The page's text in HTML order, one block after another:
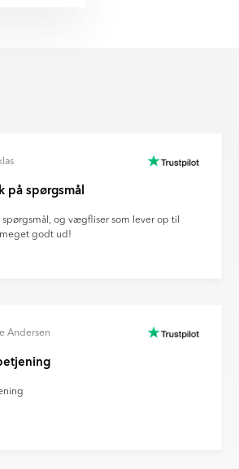
på spørgsmål
og vægfliser som lever op til
godt ud!
Andersen